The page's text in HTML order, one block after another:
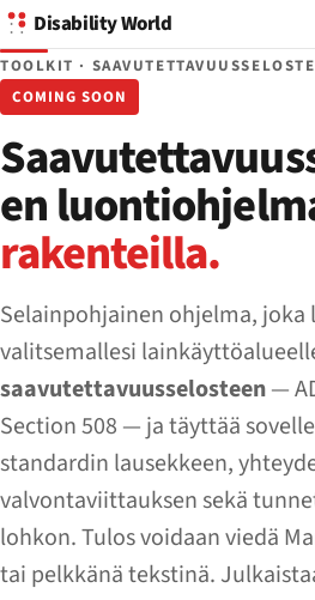
Disability World
TOOLKIT ·
COMING SOON
en
rakenteilla.
Selainpohjainen ohjelma, joka
valitsemallesi
saavutettavuusselosteen—
Section 508 — ja täyttää
standardin lausekkeen,
valvontaviittauksen sekä
lohkon. Tulos voidaan viedä
tai pelkkänä tekstinä.